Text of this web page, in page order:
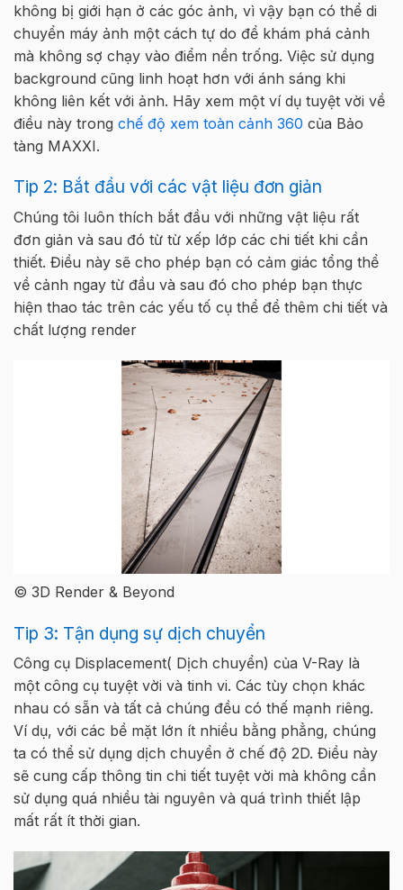
không bị giới hạn ở các góc ảnh, vì vậy bạn có thể di
chuyển máy ảnh một cách tự do để khám phá cảnh
mà không sợ chạy vào điểm nền trống. Việc sử dụng
background cũng linh hoạt hơn với ánh sáng khi
không liên kết với ảnh. Hãy xem một ví dụ tuyệt vời về
điều này trong chế độ xem toàn cảnh 360 của Bảo
tàng MAXXI.
Tip 2: Bắt đầu với các vật liệu đơn giản
Chúng tôi luôn thích bắt đầu với những vật liệu rất
đơn giản và sau đó từ từ xếp lớp các chi tiết khi cần
thiết. Điều này sẽ cho phép bạn có cảm giác tổng thể
về cảnh ngay từ đầu và sau đó cho phép bạn thực
hiện thao tác trên các yếu tố cụ thể để thêm chi tiết và
chất lượng render
© 3D Render & Beyond
Tip 3: Tận dụng sự dịch chuyển
Công cụ Displacement( Dịch chuyển) của V-Ray là
một công cụ tuyệt vời và tinh vi. Các tùy chọn khác
nhau có sẵn và tất cả chúng đều có thế mạnh riêng.
Ví dụ, với các bề mặt lớn ít nhiều bằng phẳng, chúng
ta có thể sử dụng dịch chuyển ở chế độ 2D. Điều này
sẽ cung cấp thông tin chi tiết tuyệt vời mà không cần
sử dụng quá nhiều tài nguyên và quá trình thiết lập
mất rất ít thời gian.